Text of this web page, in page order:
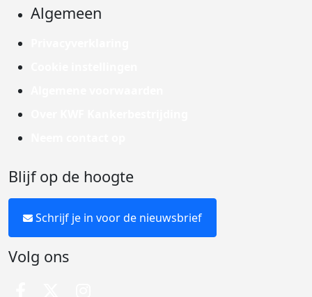
Algemeen
Blijf op de hoogte
Schrijf je in voor de nieuwsbrief
Volg ons